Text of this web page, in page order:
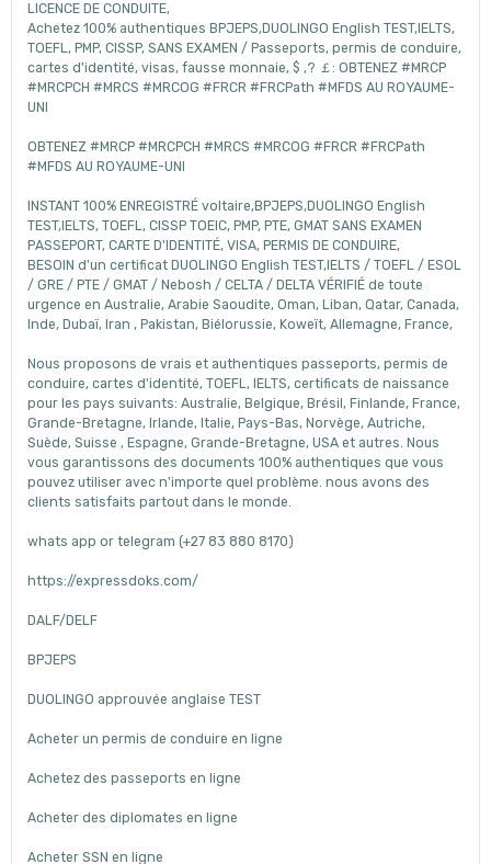
LICENCE DE CONDUITE,
Achetez 100% authentiques BPJEPS,DUOLINGO English TEST,IELTS,
TOEFL, PMP, CISSP, SANS EXAMEN / Passeports, permis de conduire,
cartes d'identité, visas, fausse monnaie, $ ,? ￡: OBTENEZ #MRCP
#MRCPCH #MRCS #MRCOG #FRCR #FRCPath #MFDS AU ROYAUME-
UNI
OBTENEZ #MRCP #MRCPCH #MRCS #MRCOG #FRCR #FRCPath
#MFDS AU ROYAUME-UNI
INSTANT 100% ENREGISTRÉ voltaire,BPJEPS,DUOLINGO English
TEST,IELTS, TOEFL, CISSP TOEIC, PMP, PTE, GMAT SANS EXAMEN
PASSEPORT, CARTE D'IDENTITÉ, VISA, PERMIS DE CONDUIRE,
BESOIN d'un certificat DUOLINGO English TEST,IELTS / TOEFL / ESOL
/ GRE / PTE / GMAT / Nebosh / CELTA / DELTA VÉRIFIÉ de toute
urgence en Australie, Arabie Saoudite, Oman, Liban, Qatar, Canada,
Inde, Dubaï, Iran , Pakistan, Biélorussie, Koweït, Allemagne, France,
Nous proposons de vrais et authentiques passeports, permis de
conduire, cartes d'identité, TOEFL, IELTS, certificats de naissance
pour les pays suivants: Australie, Belgique, Brésil, Finlande, France,
Grande-Bretagne, Irlande, Italie, Pays-Bas, Norvège, Autriche,
Suède, Suisse , Espagne, Grande-Bretagne, USA et autres. Nous
vous garantissons des documents 100% authentiques que vous
pouvez utiliser avec n'importe quel problème. nous avons des
clients satisfaits partout dans le monde.
whats app or telegram (+27 83 880 8170)
https://expressdoks.com/
DALF/DELF
BPJEPS
DUOLINGO approuvée anglaise TEST
Acheter un permis de conduire en ligne
Achetez des passeports en ligne
Acheter des diplomates en ligne
Acheter SSN en ligne